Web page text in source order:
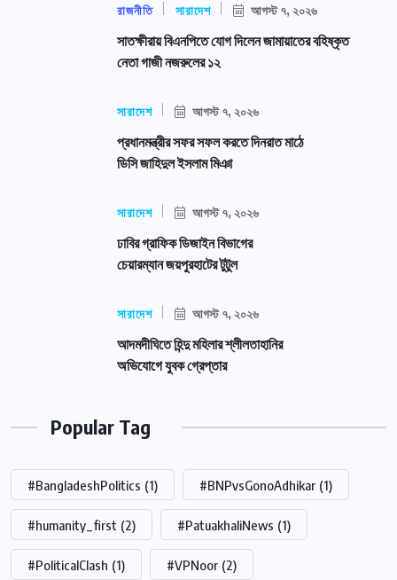
রাজনীতি সারাদেশ আগস্ট ৭, ২০২৬
সাতক্ষীরায় বিএনপিতে যোগ দিলেন জামায়াতের বহিষ্কৃত
নেতা গাজী নজরুলের ১২
সারাদেশ আগস্ট ৭, ২০২৬
প্রধানমন্ত্রীর সফর সফল করতে দিনরাত মাঠে
ডিসি জাহিদুল ইসলাম মিঞা
সারাদেশ আগস্ট ৭, ২০২৬
ঢাবির গ্রাফিক ডিজাইন বিভাগের
চেয়ারম্যান জয়পুরহাটের টুটুল
সারাদেশ আগস্ট ৭, ২০২৬
আদমদীঘিতে হিন্দু মহিলার শ্লীলতাহানির
অভিযোগে যুবক গ্রেপ্তার
Popular Tag
#BangladeshPolitics (1) #BNPvsGonoAdhikar (1)
#humanity_first (2) #PatuakhaliNews (1)
#PoliticalClash (1) #VPNoor (2)